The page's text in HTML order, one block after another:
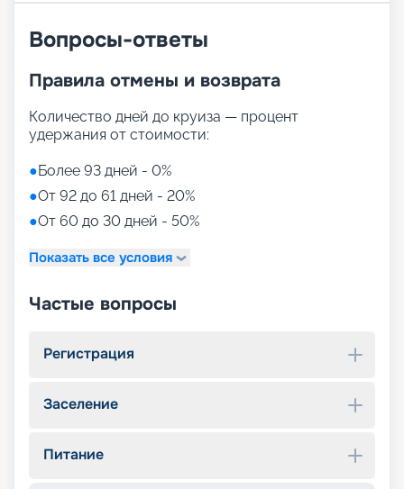
Вопросы-ответы
Правила отмены и возврата
Количество дней до круиза — процент
удержания от стоимости:
●Более 93 дней - 0%
●От 92 до 61 дней - 20%
●От 60 до 30 дней - 50%
Показать все условия
Частые вопросы
Регистрация
Заселение
Питание